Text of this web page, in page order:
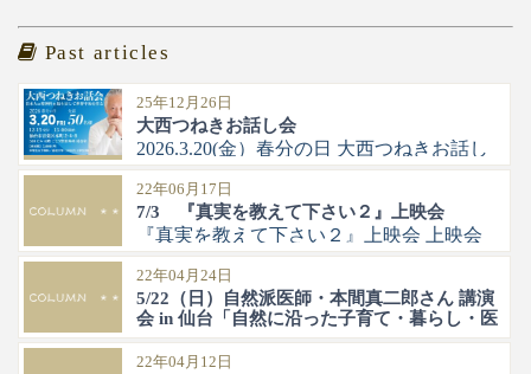
Past articles
25年12月26日
大西つねきお話し会
2026.3.20(金）春分の日 大西つねきお話し
会 12:15受付 13:00開始 場所：ごとう整形
外科待合室 仙台市青葉区本町2−4−８ ５
１０ビル4階 参加費3,000円 中学生以下無
料、高校
22年06月17日
7/3 『真実を教えて下さい２』上映会
『真実を教えて下さい２』上映会 上映会
終了後に、コロナワクチンのご遺族と、ワ
クチン後遺症駆け込み寺の鵜川和久代表
ナカムラクリニックの中村篤史院長を交え
てのお話しを行います。 ワクチン後遺症
の方が激
22年04月24日
5/22（日）自然派医師・本間真二郎さん 講演
会 in 仙台「自然に沿った子育て・暮らし・医
学」
5/22（日）自然派医師・本間真二郎さん 講
22年04月12日